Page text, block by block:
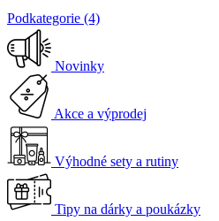
Podkategorie (4)
Novinky
Akce a výprodej
Výhodné sety a rutiny
Tipy na dárky a poukázky